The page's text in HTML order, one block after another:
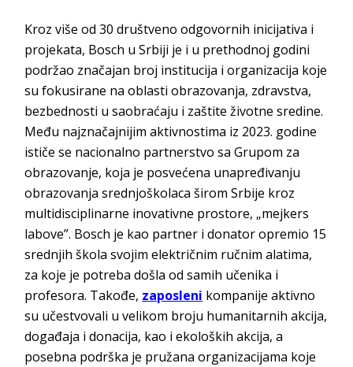
Kroz više od 30 društveno odgovornih inicijativa i
projekata, Bosch u Srbiji je i u prethodnoj godini
podržao značajan broj institucija i organizacija koje
su fokusirane na oblasti obrazovanja, zdravstva,
bezbednosti u saobraćaju i zaštite životne sredine.
Među najznačajnijim aktivnostima iz 2023. godine
ističe se nacionalno partnerstvo sa Grupom za
obrazovanje, koja je posvećena unapređivanju
obrazovanja srednjoškolaca širom Srbije kroz
multidisciplinarne inovativne prostore, „mejkers
labove”. Bosch je kao partner i donator opremio 15
srednjih škola svojim električnim ručnim alatima,
za koje je potreba došla od samih učenika i
profesora. Takođe, zaposleni kompanije aktivno
su učestvovali u velikom broju humanitarnih akcija,
događaja i donacija, kao i ekoloških akcija, a
posebna podrška je pružana organizacijama koje